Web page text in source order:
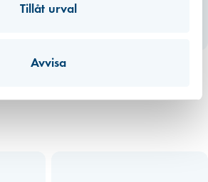
Tillåt urval
AvvisaArt. nr 2997